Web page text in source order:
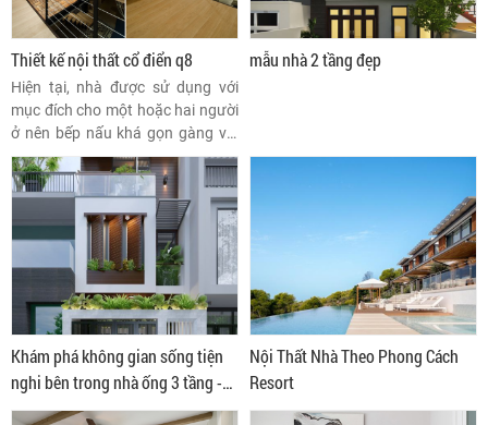
Thiết kế nội thất cổ điển q8
Hiện tại, nhà được sử dụng với
mục đích cho một hoặc hai người
ở nên bếp nấu khá gọn gàng với
thiết kế đá mài giản dị.
mẫu nhà 2 tầng đẹp
Khám phá không gian sống tiện
nghi bên trong nhà ống 3 tầng -
nhà anh Giang ở Bình Thạnh
Nội Thất Nhà Theo Phong Cách
Resort